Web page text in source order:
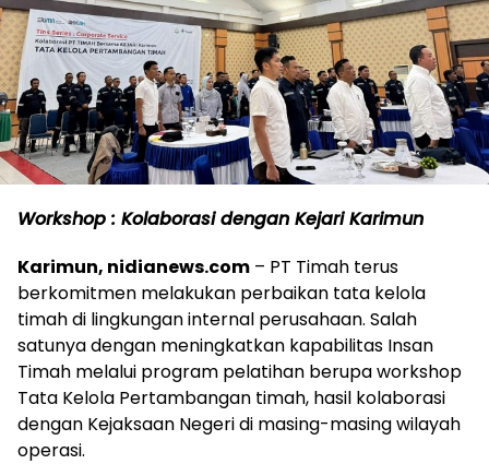
Workshop : Kolaborasi dengan Kejari Karimun
Karimun, nidianews.com – PT Timah terus
berkomitmen melakukan perbaikan tata kelola
timah di lingkungan internal perusahaan. Salah
satunya dengan meningkatkan kapabilitas Insan
Timah melalui program pelatihan berupa workshop
Tata Kelola Pertambangan timah, hasil kolaborasi
dengan Kejaksaan Negeri di masing-masing wilayah
operasi.